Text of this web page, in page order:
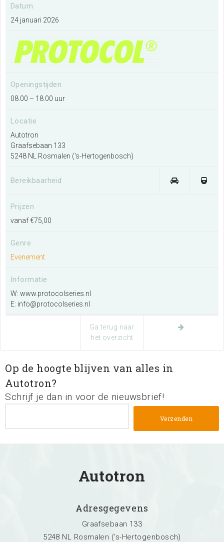
Meer informatie
Ik exposeer op deze locatie
Meer informatie
bekijken
Meer informatie
Datum
24 januari 2026
Openingstijden
08.00 – 18.00 uur
Locatie
Autotron
Graafsebaan 133
5248 NL Rosmalen ('s-Hertogenbosch)
Bereikbaarheid
Prijzen
vanaf €75,00
Genre
Evenement
Informatie
W: www.protocolseries.nl
E: info@protocolseries.nl
Ga terug naar
het overzicht
Op de hoogte blijven van alles in
Autotron?
Schrijf je dan in voor de nieuwsbrief!
Autotron
Adresgegevens
Graafsebaan 133
5248 NL Rosmalen ('s-Hertogenbosch)